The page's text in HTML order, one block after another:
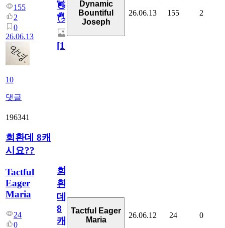
155
2
0
26.06.13
10
댓글
👋
🖐
[10
Dynamic
Bountiful
Joseph
26.06.13 155 2
196341
회환데 8캐
시요??
Tactful
Eager
Maria
24
0
회
환
데
8
캐
Tactful Eager
Maria
26.06.12 24 0